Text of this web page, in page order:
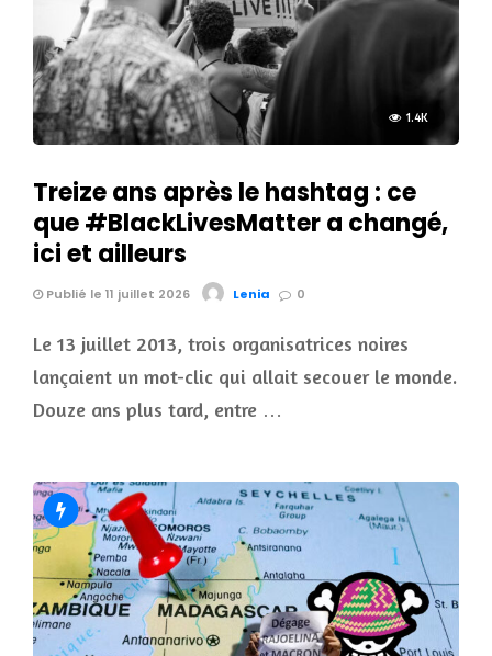
1.4K
Treize ans après le hashtag : ce
que #BlackLivesMatter a changé,
ici et ailleurs
Publié le 11 juillet 2026 Lenia 0
Le 13 juillet 2013, trois organisatrices noires
lançaient un mot-clic qui allait secouer le monde.
Douze ans plus tard, entre …